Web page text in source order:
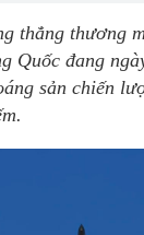
thẳng thương
Quốc đang
sản chiến